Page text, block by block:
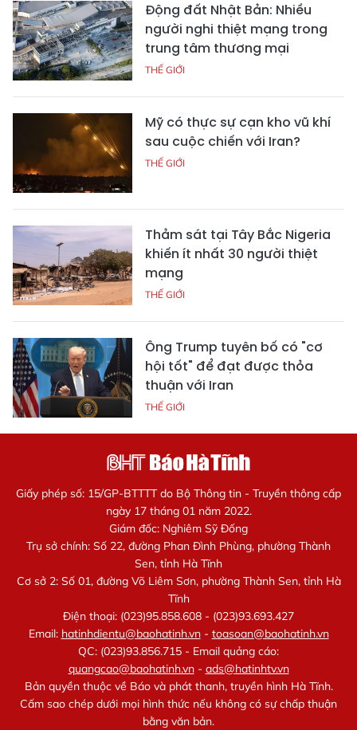
Động đất Nhật Bản: Nhiều
người nghi thiệt mạng trong
trung tâm thương mại
THẾ GIỚI
Mỹ có thực sự cạn kho vũ khí
sau cuộc chiến với Iran?
THẾ GIỚI
Thảm sát tại Tây Bắc Nigeria
khiến ít nhất 30 người thiệt
mạng
THẾ GIỚI
Ông Trump tuyên bố có "cơ
hội tốt" để đạt được thỏa
thuận với Iran
THẾ GIỚI
Giấy phép số: 15/GP-BTTTT do Bộ Thông tin - Truyền thông cấp
ngày 17 tháng 01 năm 2022.
Giám đốc: Nghiêm Sỹ Đống
Trụ sở chính: Số 22, đường Phan Đình Phùng, phường Thành
Sen, tỉnh Hà Tĩnh
Cơ sở 2: Số 01, đường Võ Liêm Sơn, phường Thành Sen, tỉnh Hà
Tĩnh
Điện thoại: (023)95.858.608 - (023)93.693.427
Email: hatinhdientu@baohatinh.vn- toasoan@baohatinh.vn
QC: (023)93.856.715 - Email quảng cáo:
quangcao@baohatinh.vn- ads@hatinhtv.vn
Bản quyền thuộc về Báo và phát thanh, truyền hình Hà Tĩnh.
Cấm sao chép dưới mọi hình thức nếu không có sự chấp thuận
bằng văn bản.